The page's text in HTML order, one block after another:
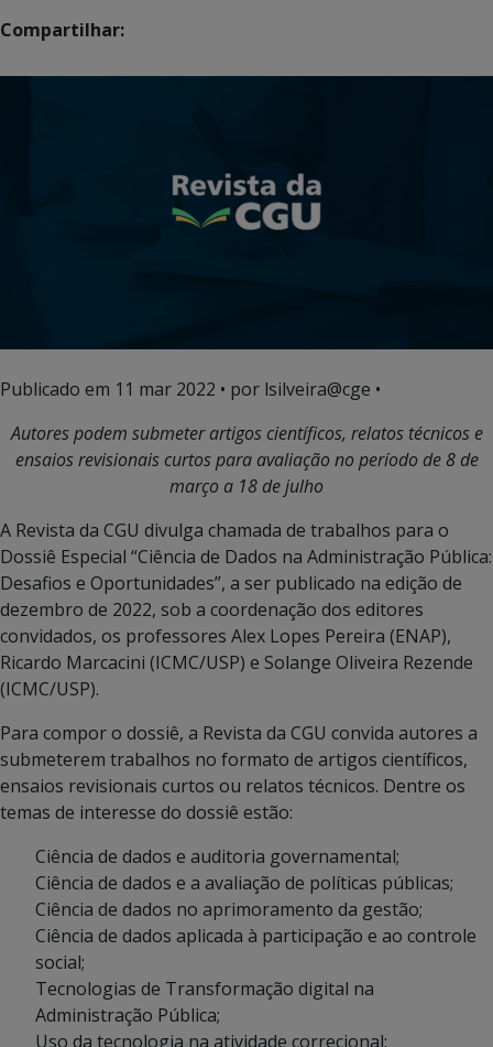
Compartilhar:
Publicado em 11 mar 2022 • por lsilveira@cge •
Autores podem submeter artigos científicos, relatos técnicos e
ensaios revisionais curtos para avaliação no período de 8 de
março a 18 de julho
A Revista da CGU divulga chamada de trabalhos para o
Dossiê Especial “Ciência de Dados na Administração Pública:
Desafios e Oportunidades”, a ser publicado na edição de
dezembro de 2022, sob a coordenação dos editores
convidados, os professores Alex Lopes Pereira (ENAP),
Ricardo Marcacini (ICMC/USP) e Solange Oliveira Rezende
(ICMC/USP).
Para compor o dossiê, a Revista da CGU convida autores a
submeterem trabalhos no formato de artigos científicos,
ensaios revisionais curtos ou relatos técnicos. Dentre os
temas de interesse do dossiê estão:
Ciência de dados e auditoria governamental;
Ciência de dados e a avaliação de políticas públicas;
Ciência de dados no aprimoramento da gestão;
Ciência de dados aplicada à participação e ao controle
social;
Tecnologias de Transformação digital na
Administração Pública;
Uso da tecnologia na atividade correcional;